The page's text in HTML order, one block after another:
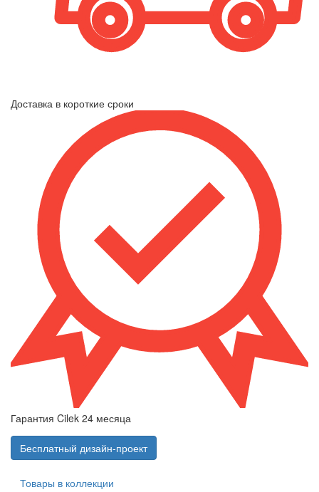
Доставка в короткие сроки
Гарантия Cilek 24 месяца
Бесплатный дизайн-проект
Товары в коллекции